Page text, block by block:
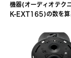
機器(オーディオテク
K-EXT165)の数を